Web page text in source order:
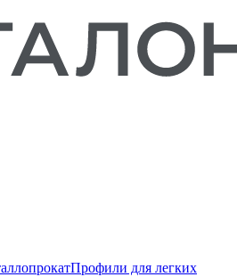
Профили для легких